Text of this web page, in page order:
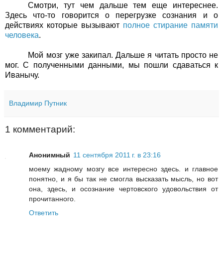
Смотри, тут чем дальше тем еще интереснее.
Здесь что-то говорится о перегрузке сознания и о
действиях которые вызывают полное стирание памяти
человека.
Мой мозг уже закипал. Дальше я читать просто не
мог. С полученными данными, мы пошли сдаваться к
Иванычу.
Владимир Путник
1 комментарий:
Анонимный 11 сентября 2011 г. в 23:16
моему жадному мозгу все интересно здесь. и главное
понятно, и я бы так не смогла высказать мысль, но вот
она, здесь, и осознание чертовского удовольствия от
прочитанного.
Ответить